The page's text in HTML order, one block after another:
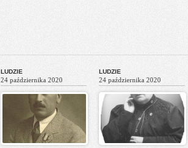
LUDZIE
24 października 2020
LUDZIE
24 października 2020